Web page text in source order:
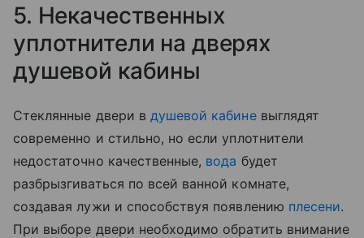
5. Некачественных
уплотнители на дверях
душевой кабины
Стеклянные двери в душевой кабиневыглядят
современно и стильно, но если уплотнители
недостаточно качественные, вода будет
разбрызгиваться по всей ванной комнате,
создавая лужи и способствуя появлению плесени.
При выборе двери необходимо обратить внимание